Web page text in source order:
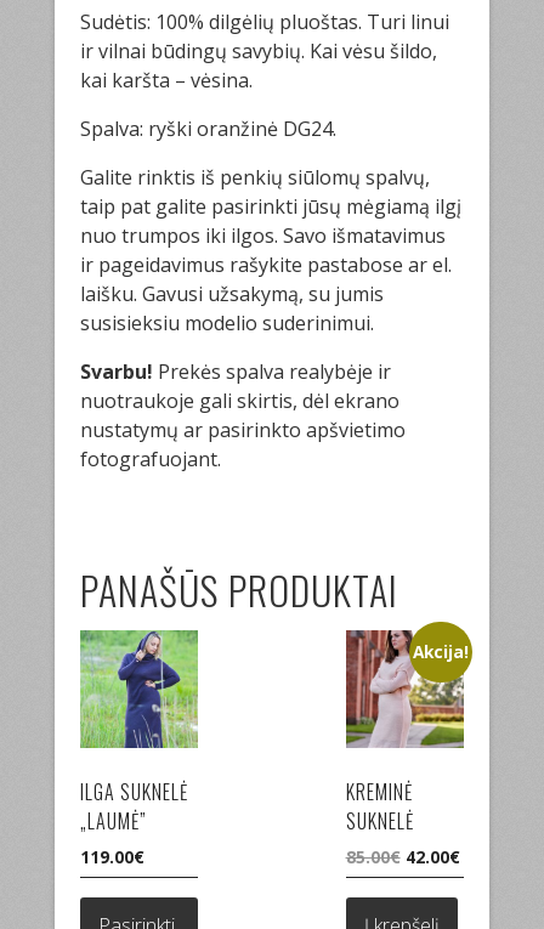
Sudėtis: 100% dilgėlių pluoštas. Turi linui
ir vilnai būdingų savybių. Kai vėsu šildo,
kai karšta – vėsina.
Spalva: ryški oranžinė DG24.
Galite rinktis iš penkių siūlomų spalvų,
taip pat galite pasirinkti jūsų mėgiamą ilgį
nuo trumpos iki ilgos. Savo išmatavimus
ir pageidavimus rašykite pastabose ar el.
laišku. Gavusi užsakymą, su jumis
susisieksiu modelio suderinimui.
Svarbu! Prekės spalva realybėje ir
nuotraukoje gali skirtis, dėl ekrano
nustatymų ar pasirinkto apšvietimo
fotografuojant.
PANAŠŪS PRODUKTAI
ILGA SUKNELĖ
„LAUMĖ”
119.00€
Akcija!
KREMINĖ
SUKNELĖ
85.00€ Original
price
was:
42.00€Current
price